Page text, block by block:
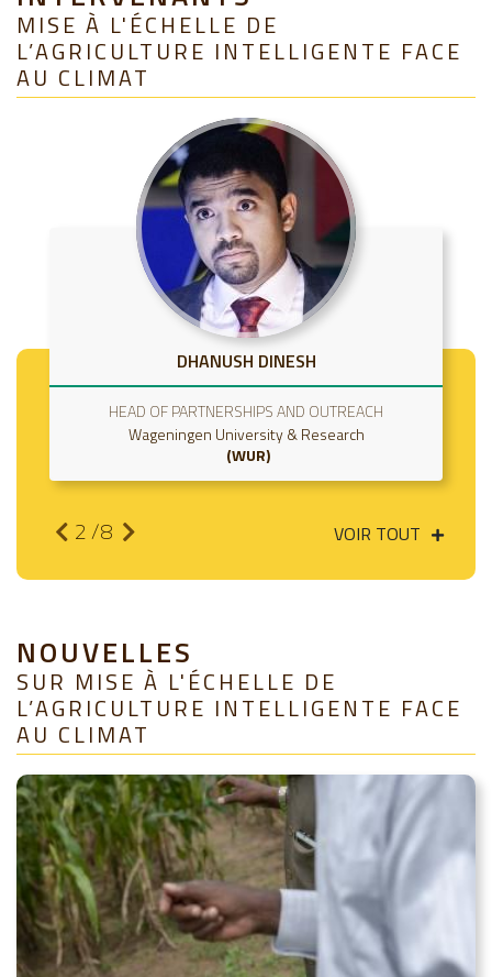
MISE À L'ÉCHELLE DE
L’AGRICULTURE INTELLIGENTE FACE
AU CLIMAT
DHANUSH DINESH
HEAD OF PARTNERSHIPS AND OUTREACH
Wageningen University & Research
WUR
2/8 VOIR TOUT
NOUVELLES
SUR MISE À L'ÉCHELLE DE
L’AGRICULTURE INTELLIGENTE FACE
AU CLIMAT